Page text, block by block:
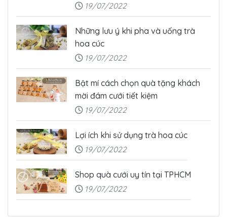
19/07/2022
Những lưu ý khi pha và uống trà
hoa cúc
19/07/2022
Bật mí cách chọn quà tặng khách
mời đám cưới tiết kiệm
19/07/2022
Lợi ích khi sử dụng trà hoa cúc
19/07/2022
Shop quà cưới uy tín tại TPHCM
19/07/2022